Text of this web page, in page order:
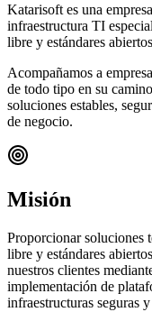
Katarisoft es una
infraestructura TI
libre y estándares
Acompañamos a
de todo tipo en su
soluciones estables,
de negocio.
Misión
Proporcionar soluciones
libre y estándares
nuestros clientes
implementación de
infraestructuras seguras